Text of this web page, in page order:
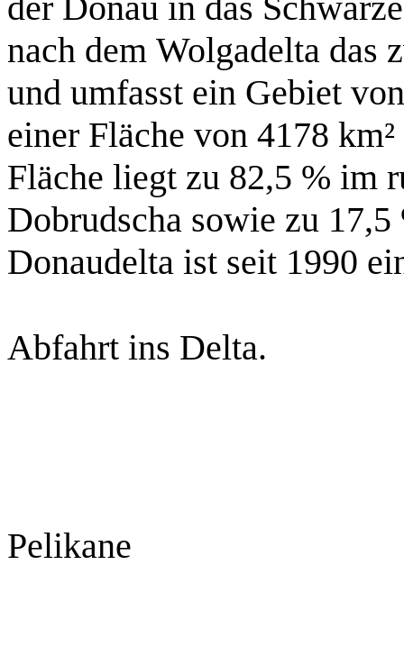
nach dem Wolgadelta das
und umfasst ein Gebiet
einer Fläche von 4178
Fläche liegt zu 82,5 % im
Dobrudscha sowie zu
Donaudelta ist seit 1990
Abfahrt ins Delta.
Pelikane